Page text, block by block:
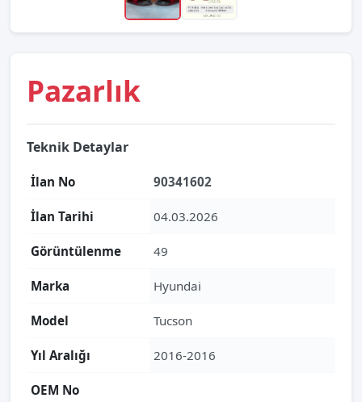
Pazarlık
Teknik Detaylar
İlan No 90341602
İlan Tarihi 04.03.2026
Görüntülenme 49
Marka Hyundai
Model Tucson
Yıl Aralığı 2016-2016
OEM No